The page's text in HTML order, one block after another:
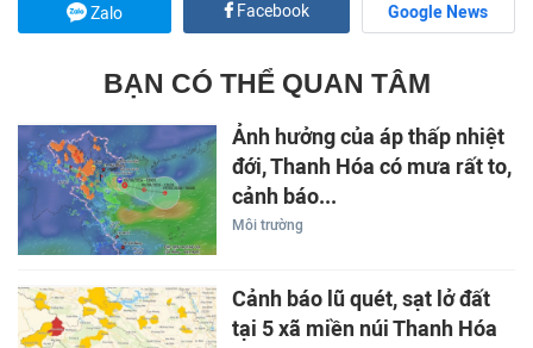
Zalo Facebook Google News
BẠN CÓ THỂ QUAN TÂM
Ảnh hưởng của áp thấp nhiệt
đới, Thanh Hóa có mưa rất to,
cảnh báo...
Môi trường
Cảnh báo lũ quét, sạt lở đất
tại 5 xã miền núi Thanh Hóa